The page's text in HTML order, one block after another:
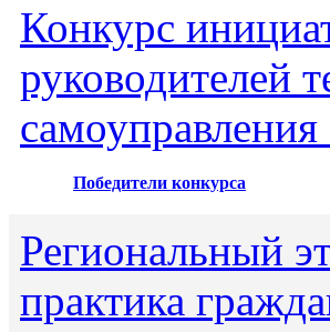
Конкурс
руководителей
Победители конкурса
Региональный
практика